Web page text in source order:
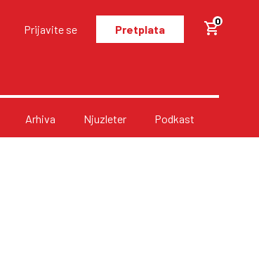
Prijavite se Pretplata
0
Arhiva Njuzleter Podkast